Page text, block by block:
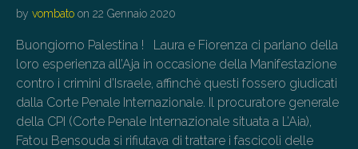
by vombato on 22 Gennaio 2020
Buongiorno Palestina ! Laura e Fiorenza ci parlano della
loro esperienza all’Aja in occasione della Manifestazione
contro i crimini d’Israele, affinchè questi fossero giudicati
dalla Corte Penale Internazionale. Il procuratore generale
della CPI (Corte Penale Internazionale situata a L’Aia),
Fatou Bensouda si rifiutava di trattare i fascicoli delle